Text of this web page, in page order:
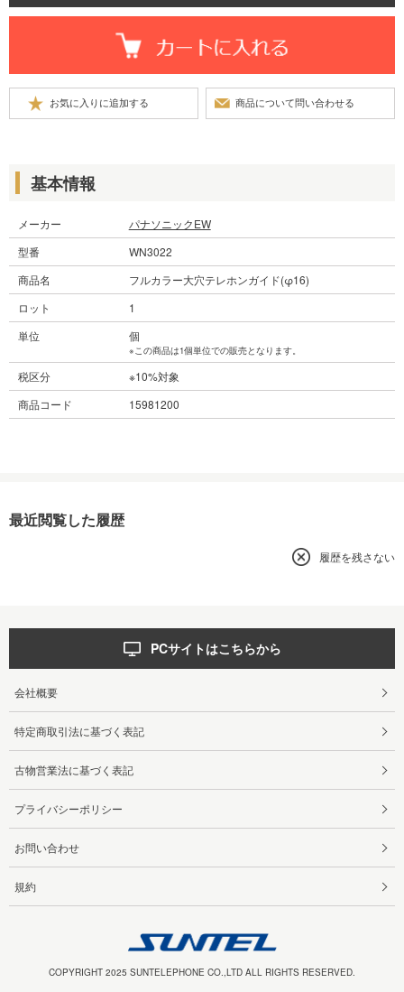
基本情報
メーカー
パナソニックEW
型番
WN3022
商品名
フルカラー大穴テレホンガイド(φ16)
ロット
1
単位
個
※この商品は1個単位での販売となります。
税区分
※10%対象
商品コード
15981200
最近閲覧した履歴
履歴を残さない
PCサイトはこちらから
会社概要
特定商取引法に基づく表記
古物営業法に基づく表記
プライバシーポリシー
お問い合わせ
規約
COPYRIGHT 2025 SUNTELEPHONE CO.,LTD ALL RIGHTS RESERVED.